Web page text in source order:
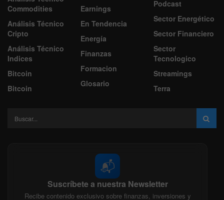
Commodities
Análisis Técnico
Cripto
Análisis Técnico
Indices
Bitcoin
Bitcoin
Earnings
En Tendencia
Energía
Finanzas
Formacion
Glosario
Podcast
Sector Energético
Sector Financiero
Sector
Tecnologico
Streamings
Terra
📬
Suscríbete a nuestra Newsletter
Recibe contenido exclusivo sobre finanzas, inversiones y